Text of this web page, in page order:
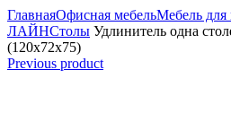
ГлавнаяОфисная мебельМебель для
ЛАЙНСтолы Удлинитель одна
(120x72x75)
Previous product